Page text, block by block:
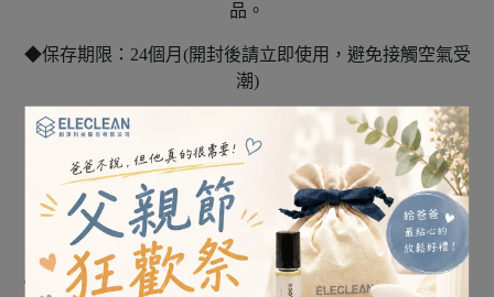
品。
◆保存期限：24個月(開封後請立即使用，避免接觸空氣受
潮)
如何知道自來水已轉變為抗菌液呢?
當使用e立淨系列產品噴灑後，若試紙由白色轉換成藍色